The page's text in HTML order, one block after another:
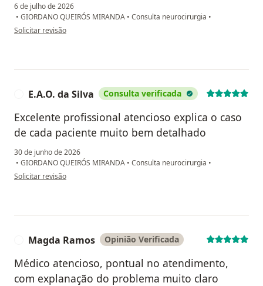
6 de julho de 2026
• GIORDANO QUEIRÓS MIRANDA • Consulta neurocirurgia •
na opinião do utilizador Giselle Queiroz
Solicitar revisão
E.A.O. da Silva Consulta verificada
Excelente profissional atencioso explica o caso
de cada paciente muito bem detalhado
30 de junho de 2026
• GIORDANO QUEIRÓS MIRANDA • Consulta neurocirurgia •
na opinião do utilizador E.A.O. da Silva
Solicitar revisão
Magda Ramos Opinião Verificada
Médico atencioso, pontual no atendimento,
com explanação do problema muito claro